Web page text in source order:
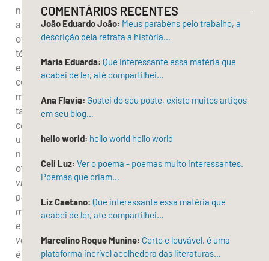
não
apenas
oferecem
técnicas
e
conselhos,
mas
também
constroem
uma
narrativa
otimista: a
vida
pode
melhorar,
e
você
é
COMENTÁRIOS RECENTES
João Eduardo João: Meus parabéns pelo trabalho, a
descrição dela retrata a história…
Maria Eduarda: Que interessante essa matéria que
acabei de ler, até compartilhei…
Ana Flavia: Gostei do seu poste, existe muitos artigos
em seu blog…
hello world: hello world hello world
Celi Luz: Ver o poema - poemas muito interessantes.
Poemas que criam…
Liz Caetano: Que interessante essa matéria que
acabei de ler, até compartilhei…
Marcelino Roque Munine: Certo e louvável, é uma
plataforma incrível acolhedora das literaturas…